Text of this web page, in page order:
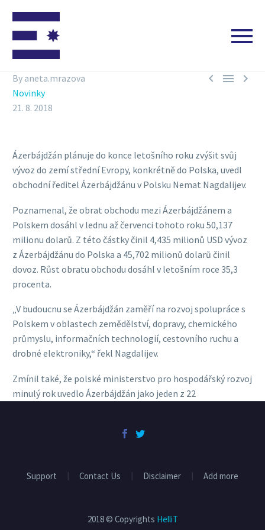
  
By aneta.mrazova
Novinky
21. 8. 2018
Ázerbájdžán plánuje do konce letošního roku zvýšit svůj
vývoz do zemí střední Evropy, konkrétně do Polska, uvedl
obchodní ředitel Ázerbájdžánu v Polsku Nemat Nagdalijev.
Poznamenal, že obrat obchodu mezi Ázerbájdžánem a
Polskem dosáhl v lednu až červenci tohoto roku 50,137
milionu dolarů. Z této částky činil 4,435 milionů USD vývoz
z Ázerbájdžánu do Polska a 45,702 milionů dolarů činil
dovoz. Růst obratu obchodu dosáhl v letošním roce 35,3
procenta.
„V budoucnu se Ázerbájdžán zaměří na rozvoj spolupráce s
Polskem v oblastech zemědělství, dopravy, chemického
průmyslu, informačních technologií, cestovního ruchu a
drobné elektroniky,“ řekl Nagdalijev.
Zmínil také, že polské ministerstvo pro hospodářský rozvoj
minulý rok uvedlo Ázerbájdžán jako jeden z 22
obchodním partnerem Ázerbájdžánu.
hospodářství rychle roste. V loňském roce růst HDP v zemi
Support Contact Us Disclaimer Add more
2018 © Copyrights HelliT